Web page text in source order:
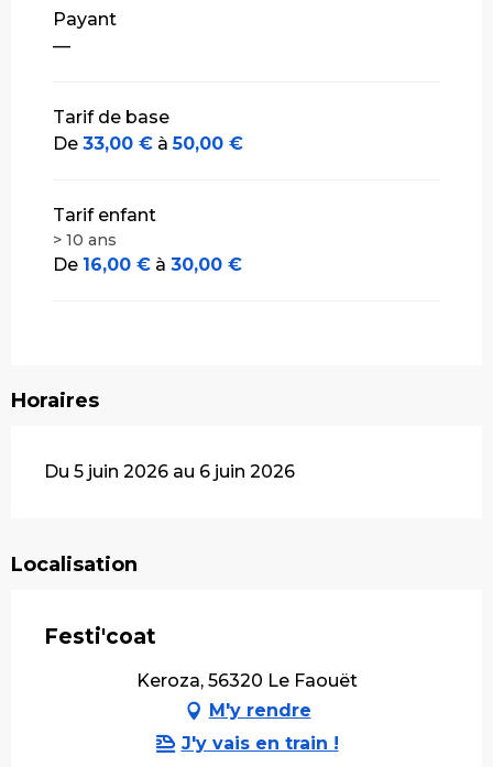
Tarifs 2027
Payant
—
Tarif de base
De 33,00 € à50,00 €
Tarif enfant
> 10 ans
De 16,00 € à 30,00 €
Horaires
Du 5 juin 2026 au 6 juin 2026
Localisation
Festi'coat
Keroza, 56320 Le Faouët
M'y rendre
J'y vais en train !